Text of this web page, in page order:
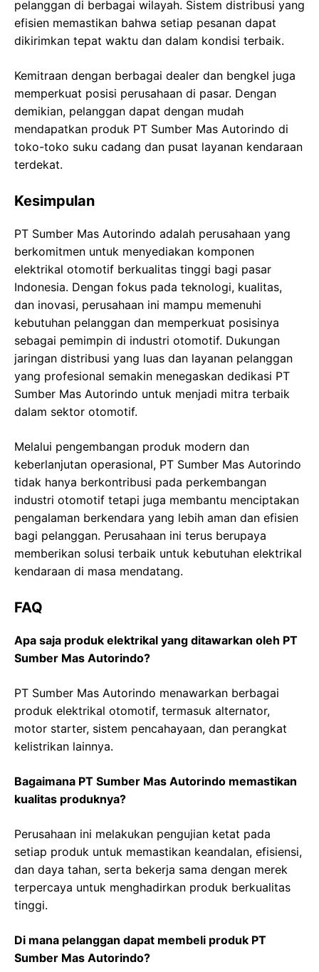
pelanggan di berbagai wilayah. Sistem distribusi yang
efisien memastikan bahwa setiap pesanan dapat
dikirimkan tepat waktu dan dalam kondisi terbaik.
Kemitraan dengan berbagai dealer dan bengkel juga
memperkuat posisi perusahaan di pasar. Dengan
demikian, pelanggan dapat dengan mudah
mendapatkan produk PT Sumber Mas Autorindo di
toko-toko suku cadang dan pusat layanan kendaraan
terdekat.
Kesimpulan
PT Sumber Mas Autorindo adalah perusahaan yang
berkomitmen untuk menyediakan komponen
elektrikal otomotif berkualitas tinggi bagi pasar
Indonesia. Dengan fokus pada teknologi, kualitas,
dan inovasi, perusahaan ini mampu memenuhi
kebutuhan pelanggan dan memperkuat posisinya
sebagai pemimpin di industri otomotif. Dukungan
jaringan distribusi yang luas dan layanan pelanggan
yang profesional semakin menegaskan dedikasi PT
Sumber Mas Autorindo untuk menjadi mitra terbaik
dalam sektor otomotif.
Melalui pengembangan produk modern dan
keberlanjutan operasional, PT Sumber Mas Autorindo
tidak hanya berkontribusi pada perkembangan
industri otomotif tetapi juga membantu menciptakan
pengalaman berkendara yang lebih aman dan efisien
bagi pelanggan. Perusahaan ini terus berupaya
memberikan solusi terbaik untuk kebutuhan elektrikal
kendaraan di masa mendatang.
FAQ
Apa saja produk elektrikal yang ditawarkan oleh PT
Sumber Mas Autorindo?
PT Sumber Mas Autorindo menawarkan berbagai
produk elektrikal otomotif, termasuk alternator,
motor starter, sistem pencahayaan, dan perangkat
kelistrikan lainnya.
Bagaimana PT Sumber Mas Autorindo memastikan
kualitas produknya?
Perusahaan ini melakukan pengujian ketat pada
setiap produk untuk memastikan keandalan, efisiensi,
dan daya tahan, serta bekerja sama dengan merek
terpercaya untuk menghadirkan produk berkualitas
tinggi.
Di mana pelanggan dapat membeli produk PT
Sumber Mas Autorindo?